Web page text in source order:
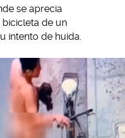
se aprecia
de un
intento de huida.